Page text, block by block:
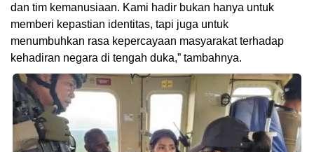
dan tim kemanusiaan. Kami hadir bukan hanya untuk
memberi kepastian identitas, tapi juga untuk
menumbuhkan rasa kepercayaan masyarakat terhadap
kehadiran negara di tengah duka,” tambahnya.